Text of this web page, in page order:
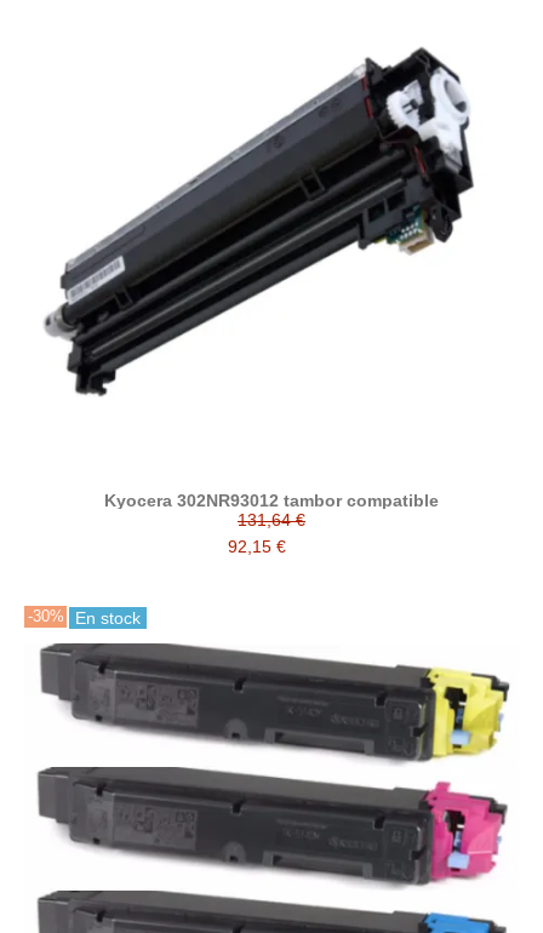
Kyocera 302NR93012 tambor compatible
131,64 €
92,15 €
-30% En stock